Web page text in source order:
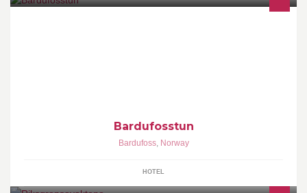
Bardufosstun
Bardufoss, Norway
HOTEL